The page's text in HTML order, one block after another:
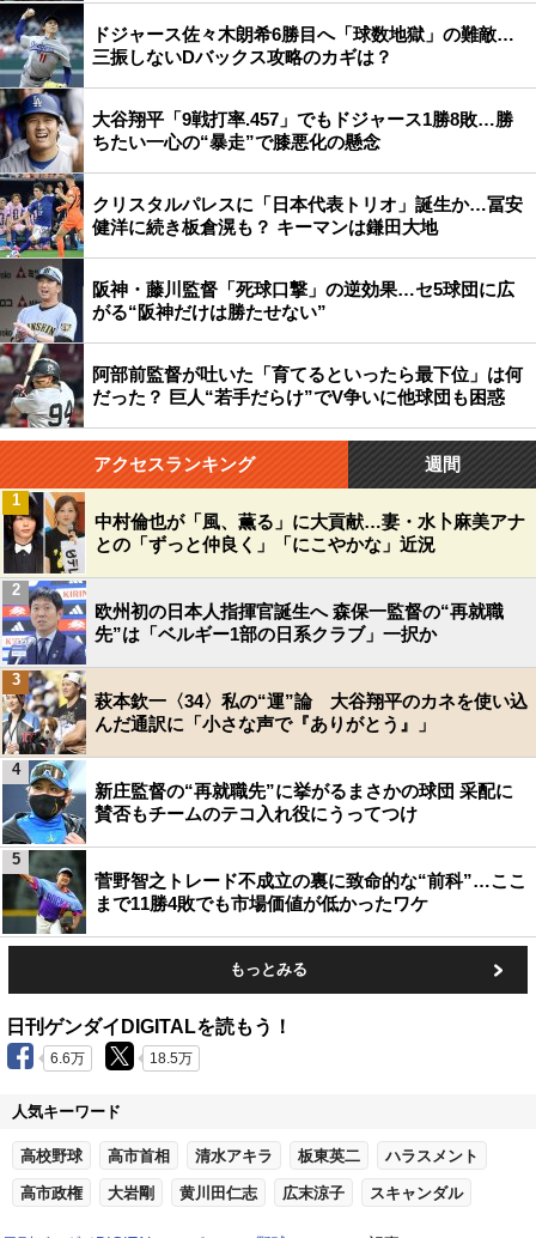
ドジャース佐々木朗希6勝目へ「球数地獄」の難敵…
三振しないDバックス攻略のカギは？
大谷翔平「9戦打率.457」でもドジャース1勝8敗…勝
ちたい一心の“暴走”で膝悪化の懸念
クリスタルパレスに「日本代表トリオ」誕生か…冨安
健洋に続き板倉滉も？ キーマンは鎌田大地
阪神・藤川監督「死球口撃」の逆効果…セ5球団に広
がる“阪神だけは勝たせない”
阿部前監督が吐いた「育てるといったら最下位」は何
だった？ 巨人“若手だらけ”でV争いに他球団も困惑
アクセスランキング 週間
中村倫也が「風、薫る」に大貢献…妻・水卜麻美アナ
との「ずっと仲良く」「にこやかな」近況
1
欧州初の日本人指揮官誕生へ 森保一監督の“再就職
先”は「ベルギー1部の日系クラブ」一択か
2
萩本欽一〈34〉私の“運”論 大谷翔平のカネを使い込
んだ通訳に「小さな声で『ありがとう』」
3
新庄監督の“再就職先”に挙がるまさかの球団 采配に
賛否もチームのテコ入れ役にうってつけ
4
菅野智之トレード不成立の裏に致命的な“前科”…ここ
まで11勝4敗でも市場価値が低かったワケ
5
もっとみる
日刊ゲンダイDIGITALを読もう！
6.6万 18.5万
人気キーワード
高校野球 高市首相 清水アキラ 板東英二 ハラスメント
高市政権 大岩剛 黄川田仁志 広末涼子 スキャンダル